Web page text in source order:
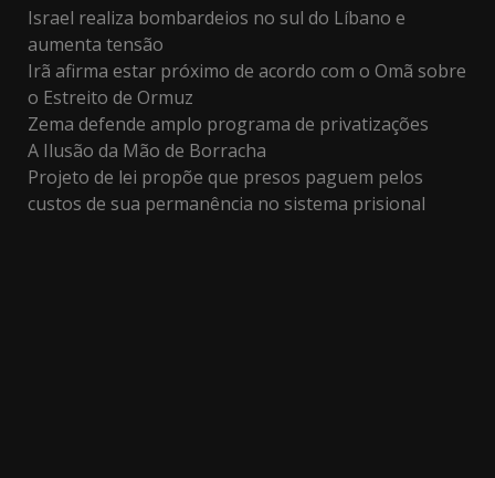
Israel realiza bombardeios no sul do Líbano e
aumenta tensão
Irã afirma estar próximo de acordo com o Omã sobre
o Estreito de Ormuz
Zema defende amplo programa de privatizações
A Ilusão da Mão de Borracha
Projeto de lei propõe que presos paguem pelos
custos de sua permanência no sistema prisional